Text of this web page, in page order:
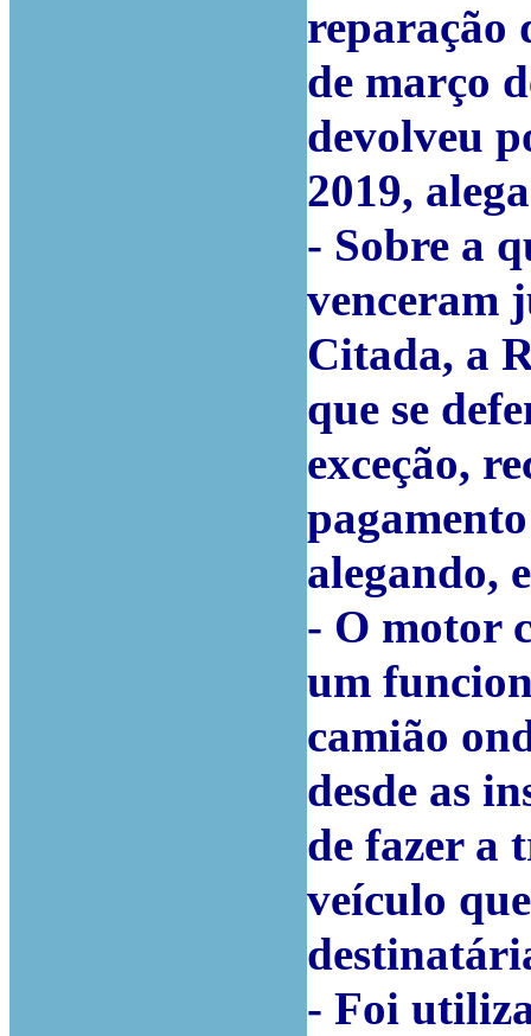
reparação
de março
devolveu
2019,
- Sobre a
venceram
Citada, a
que se
exceção,
alegando,
- O motor
um
camião
desde as
de fazer a
veículo
- Foi